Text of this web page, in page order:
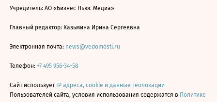
Учредитель: АО «Бизнес Ньюс Медиа»
Главный редактор: Казьмина Ирина Сергеевна
Электронная почта: news@vedomosti.ru
Телефон: +7 495 956-34-58
Сайт использует IP адреса, cookie и данные геолокации
Пользователей сайта, условия использования содержатся в Политике